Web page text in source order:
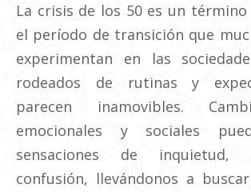
La crisis de los 50 es un
el período de transición que
experimentan en las
rodeados de rutinas y
parecen inamovibles.
emocionales y sociales
sensaciones de inquietud,
confusión, llevándonos a